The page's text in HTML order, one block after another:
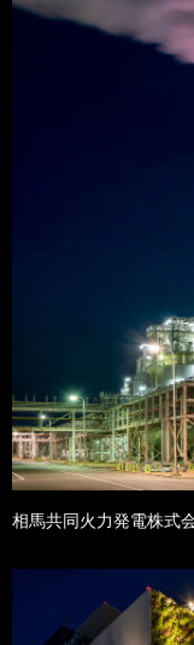
相馬共同火力発電株式